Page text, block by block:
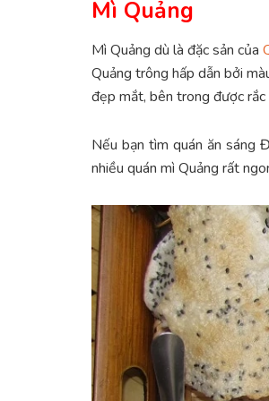
Mì Quảng
Mì Quảng dù là đặc sản của
Quảng trông hấp dẫn bởi
đẹp mắt, bên trong được
Nếu bạn tìm quán ăn sáng
nhiều quán mì Quảng rất